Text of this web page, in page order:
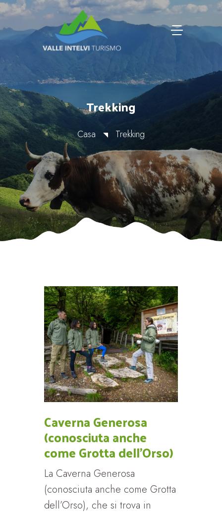
Trekking
Casa Trekking
Caverna Generosa
(conosciuta anche
come Grotta dell’Orso)
La Caverna Generosa
(conosciuta anche come Grotta
dell’Orso), che si trova in